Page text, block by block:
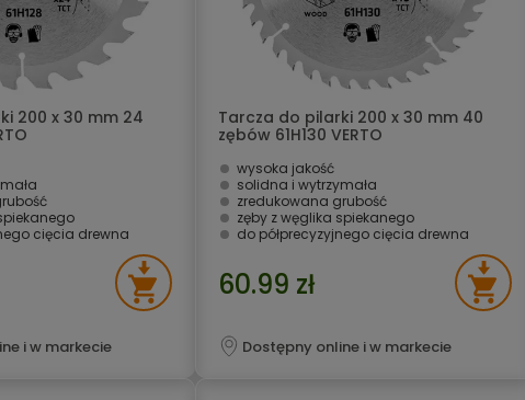
200 x 30 mm 24
cięcia drewna
i w markecie
Tarcza do pilarki 200 x 30 mm 40
zębów 61H130 VERTO
wysoka jakość
solidna i wytrzymała
zredukowana grubość
zęby z węglika spiekanego
do półprecyzyjnego cięcia drewna
60.99 zł
Dostępny online i w markecie